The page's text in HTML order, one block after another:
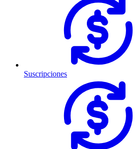
Suscripciones